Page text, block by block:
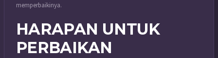
memperbaikinya.
HARAPAN UNTUK
PERBAIKAN